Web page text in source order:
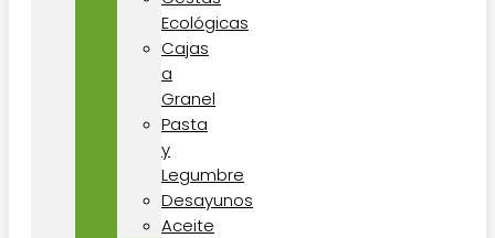
Ecológicas
Cajas
a
Granel
Pasta
y
Legumbre
Desayunos
Aceite